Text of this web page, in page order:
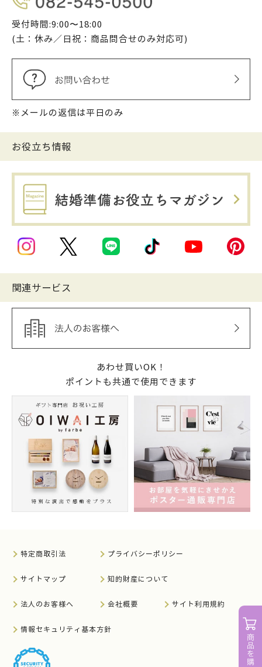
受付時間:9:00〜18:00
(土：休み／日祝：商品問合せのみ対応可)
※メールの返信は平日のみ
お役立ち情報
関連サービス
あわせ買いOK！
ポイントも共通で使用できます
特定商取引法 プライバシーポリシー
サイトマップ 知的財産について
法人のお客様へ 会社概要 サイト利用規約
情報セキュリティ基本方針